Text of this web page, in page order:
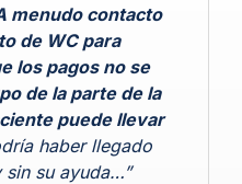
menudo contacto
de WC para
los pagos no se
de la parte de la
puede llevar
haber llegado
su ayuda…”